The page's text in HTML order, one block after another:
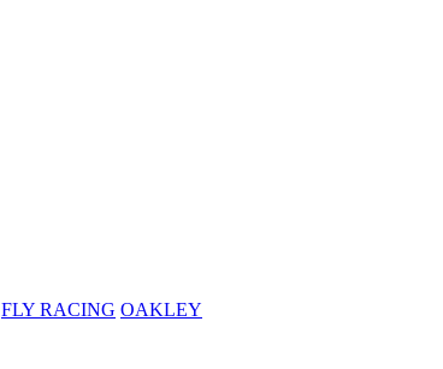
FLY RACING OAKLEY